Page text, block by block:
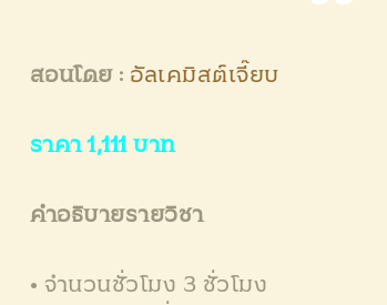
สอนโดย : อัลเคมิสต์เจี๊ยบ
ราคา 1,111 บาท
คำอธิบายรายวิชา
• จำนวนชั่วโมง 3 ชั่วโมง